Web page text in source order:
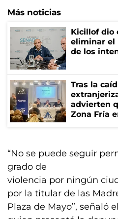
Más noticias
Kicillof dio
eliminar el
de los
Tras la
advierten
Zona Fría
“No se puede seguir
grado de
violencia por ningún
por la titular de las
Plaza de Mayo”, señaló